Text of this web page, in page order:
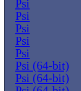
Psi
Psi
Psi
Psi
Psi
Psi (64-bit)
Psi (64-bit)